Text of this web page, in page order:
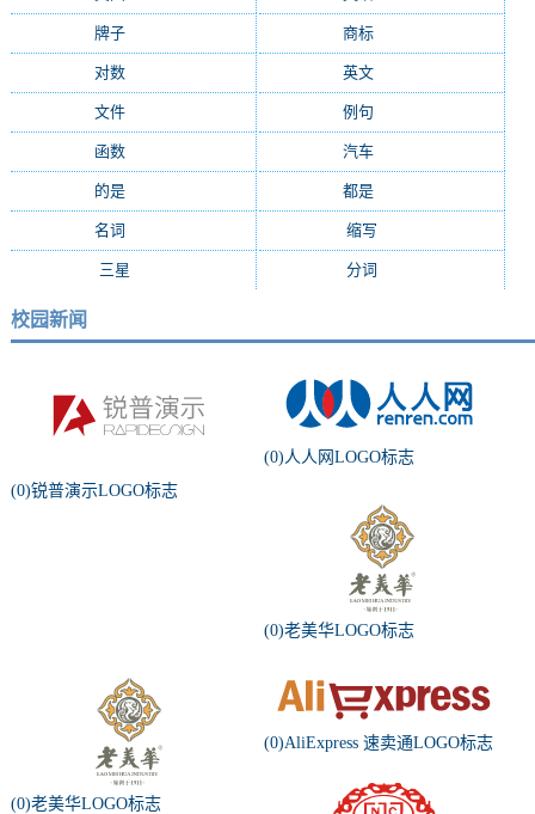
牌子 商标(2139)
对数 英文(2103)
文件 例句
函数 汽车(1162)
的是 都是(1077)
名词 缩写
三星 分词
校园新闻
(0)锐普演示LOGO标志
(0)人人网LOGO标志
(0)老美华LOGO标志
(0)老美华LOGO标志
(0)AliExpress 速卖通LOGO标志